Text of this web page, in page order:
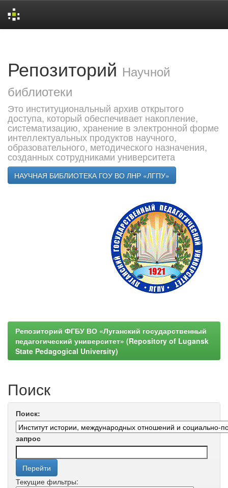
Репозиторий Научной
библиотеки
Это институциональный архив открытого
доступа, который обеспечивает накопление,
систематизацию, хранение в электронной форме
интеллектуальных продуктов научного,
образовательного, методического назначения,
созданных сотрудниками университета
НАУЧНАЯ БИБЛИОТЕКА ГОУ ВО ЛНР «ЛГПУ»
Репозиторий ФГБУ ВО «Луганский государственный
педагогический университет» (Repository of Lugansk
State Pedagogical University)
Поиск
Поиск:
запрос
Текущие фильтры: